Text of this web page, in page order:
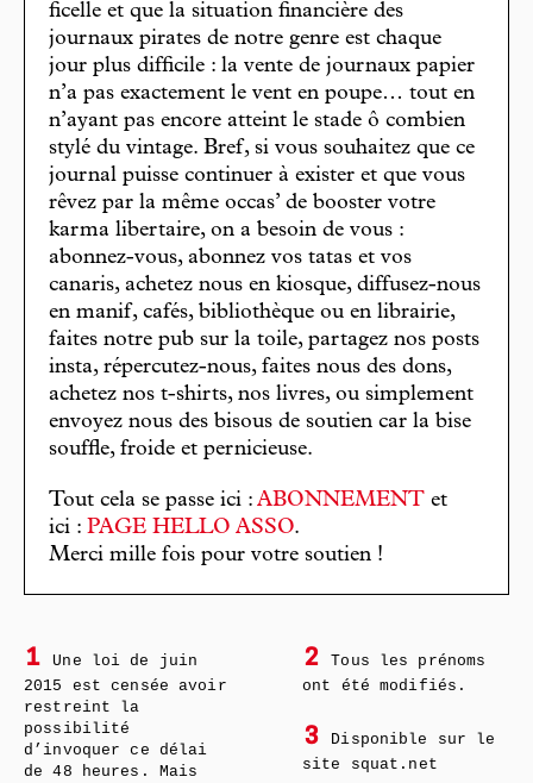
ficelle et que la situation financière des
journaux pirates de notre genre est chaque
jour plus difficile : la vente de journaux papier
n’a pas exactement le vent en poupe… tout en
n’ayant pas encore atteint le stade ô combien
stylé du vintage. Bref, si vous souhaitez que ce
journal puisse continuer à exister et que vous
rêvez par la même occas’ de booster votre
karma libertaire, on a besoin de vous :
abonnez-vous, abonnez vos tatas et vos
canaris, achetez nous en kiosque, diffusez-nous
en manif, cafés, bibliothèque ou en librairie,
faites notre pub sur la toile, partagez nos posts
insta, répercutez-nous, faites nous des dons,
achetez nos t-shirts, nos livres, ou simplement
envoyez nous des bisous de soutien car la bise
souffle, froide et pernicieuse.
Tout cela se passe ici : ABONNEMENT et
ici : PAGE HELLO ASSO.
Merci mille fois pour votre soutien !
1
Une loi de juin
2015 est censée avoir
restreint la
possibilité
d’invoquer ce délai
de 48 heures. Mais
2
Tous les prénoms
ont été modifiés.
3
Disponible sur le
site squat.net